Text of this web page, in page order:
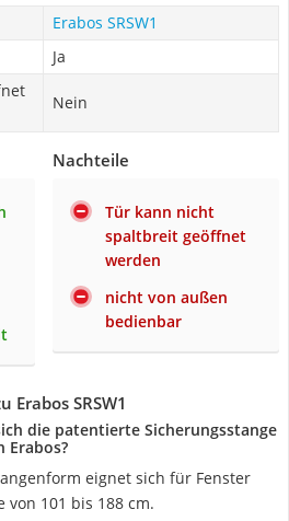
Erabos SRSW1
Ja
Nein
Nachteile
Tür kann nicht
spaltbreit geöffnet
werden
nicht von außen
bedienbar
SRSW1
die patentierte Sicherungsstange
Erabos?
eignet sich für Fenster
101 bis 188 cm.